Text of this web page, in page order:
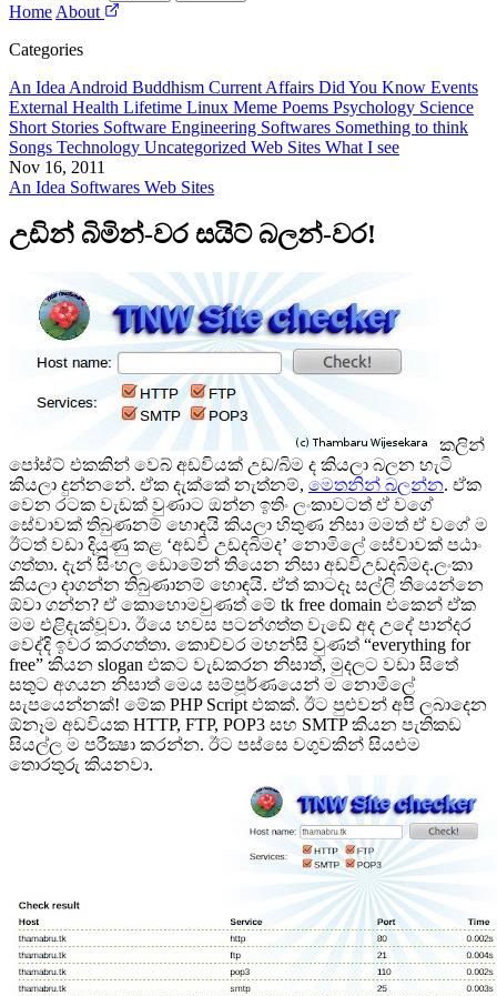
Home About
Categories
An Idea Android Buddhism Current Affairs Did You Know Events
External Health Lifetime Linux Meme Poems Psychology Science
Short Stories Software Engineering Softwares Something to think
Songs Technology Uncategorized Web Sites What I see
Nov 16, 2011
An Idea Softwares Web Sites
උඩින් බිමින්-වර සයිට් බලන්-වර!
කලින්
පෝස්ට් එකකින් වෙබ් අඩවියක් උඩ/බිම ද කියලා බලන හැටි
කියලා දුන්නනේ. ඒක දැක්කේ නැත්නම්, මෙතනින් බලන්න. ඒක
වෙන රටක වැඩක් වුණාට ඔන්න ඉතිං ලංකාවටත් ඒ වගේ
සේවාවක් තිබුණනම් හොඳයි කියලා හිතුණ නිසා මමත් ඒ වගේ ම
ඊටත් වඩා දියුණු කළ ‘අඩවි උඩදබිමද’ නොමිලේ සේවාවක් පඨාං
ගත්තා. දැන් සිංහල ඩොමේන් තියෙන නිසා අඩවිඋඩදබිමද.ලංකා
කියලා දාගන්න තිබුණානම් හොඳයි. ඒත් කාටදෑ සල්ලි තියෙන්නෙ
ඕවා ගන්න? ඒ කොහොමවුණත් මේ tk free domain එකෙන් ඒක
මම එළිදැක්වූවා. ඊයෙ හවස පටන්ගත්ත වැඩේ අද උදේ පාන්දර
වෙද්දි ඉවර කරගත්තා. කොච්චර මහන්සි වුණත් “everything for
free” කියන slogan එකට වැඩකරන නිසාත්, මුදලට වඩා සිතේ
සතුට අගයන නිසාත් මෙය සම්පූර්ණයෙන් ම නොමිලේ
සැපයෙන්නක්! මේක PHP Script එකක්. ඊට පුළුවන් අපි ලබාදෙන
ඕනෑම අඩවියක HTTP, FTP, POP3 සහ SMTP කියන පැතිකඩ
සියල්ල ම පරීක්‍ෂා කරන්න. ඊට පස්සෙ වගුවකින් සියළුම
තොරතුරු කියනවා.